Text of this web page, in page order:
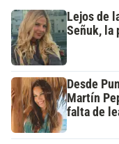
Lejos de
Señuk, la
Desde
Martín
falta de